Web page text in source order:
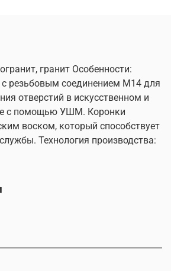
гранит Особенности:
резьбовым соединением М14 для
отверстий в искусственном и
с помощью УШМ. Коронки
воском, который способствует
Технология производства: